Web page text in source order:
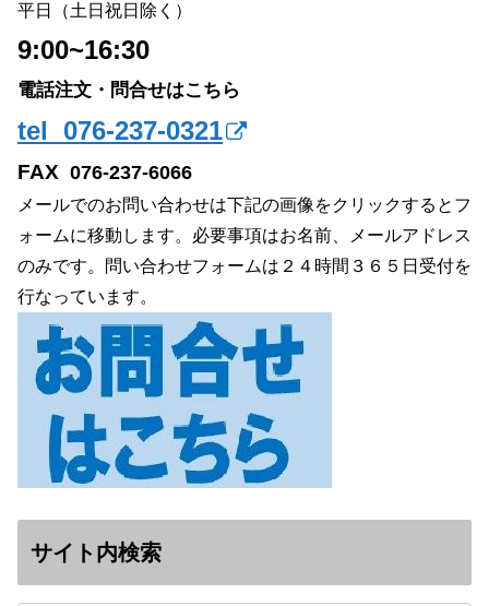
平日（土日祝日除く）
9:00~16:30
電話注文・問合せはこちら
tel 076-237-0321
FAX 076-237-6066
メールでのお問い合わせは下記の画像をクリックするとフ
ォームに移動します。必要事項はお名前、メールアドレス
のみです。問い合わせフォームは２４時間３６５日受付を
行なっています。
サイト内検索